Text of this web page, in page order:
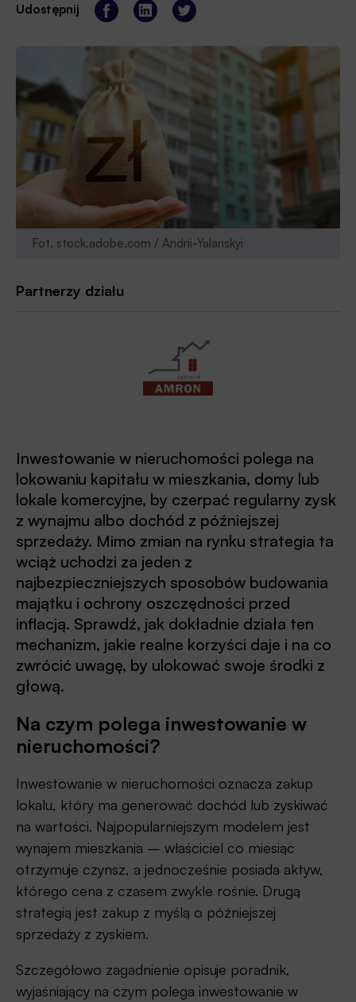
Udostępnij
Fot. stock.adobe.com / Andrii-Yalanskyi
Partnerzy działu
Inwestowanie w nieruchomości polega na
lokowaniu kapitału w mieszkania, domy lub
lokale komercyjne, by czerpać regularny zysk
z wynajmu albo dochód z późniejszej
sprzedaży. Mimo zmian na rynku strategia ta
wciąż uchodzi za jeden z
najbezpieczniejszych sposobów budowania
majątku i ochrony oszczędności przed
inflacją. Sprawdź, jak dokładnie działa ten
mechanizm, jakie realne korzyści daje i na co
zwrócić uwagę, by ulokować swoje środki z
głową.
Na czym polega inwestowanie w
nieruchomości?
Inwestowanie w nieruchomości oznacza zakup
lokalu, który ma generować dochód lub zyskiwać
na wartości. Najpopularniejszym modelem jest
wynajem mieszkania – właściciel co miesiąc
otrzymuje czynsz, a jednocześnie posiada aktyw,
którego cena z czasem zwykle rośnie. Drugą
strategią jest zakup z myślą o późniejszej
sprzedaży z zyskiem.
Szczegółowo zagadnienie opisuje poradnik,
wyjaśniający na czym polega inwestowanie w